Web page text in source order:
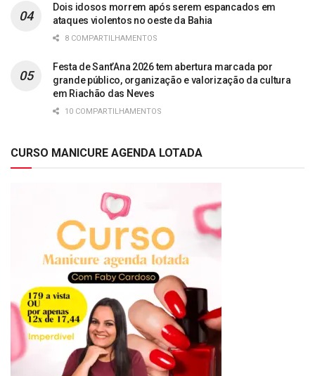
Dois idosos morrem após serem espancados em
ataques violentos no oeste da Bahia
8 COMPARTILHAMENTOS
Festa de Sant’Ana 2026 tem abertura marcada por
grande público, organização e valorização da cultura
em Riachão das Neves
10 COMPARTILHAMENTOS
CURSO MANICURE AGENDA LOTADA